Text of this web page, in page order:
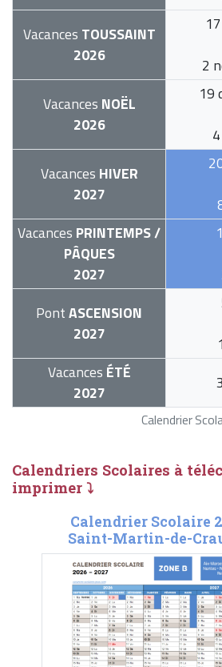
Calendrier
Vacances TOUSSAINT
2026
2
Vacances NOËL
2026
19
Vacances HIVER
2027
Vacances PRINTEMPS /
PÂQUES
2027
PontASCENSION
2027
Vacances ÉTÉ
2027
Calendriers Scolaires à
imprimer ⤵
Calendrier Scolaire
Saint-Martin-de-